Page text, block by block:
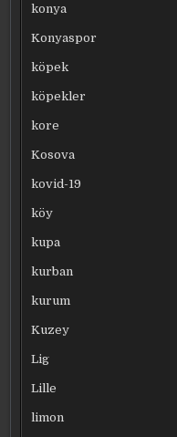
konya
Konyaspor
köpek
köpekler
kore
Kosova
kovid-19
köy
kupa
kurban
kurum
Kuzey
Lig
Lille
limon